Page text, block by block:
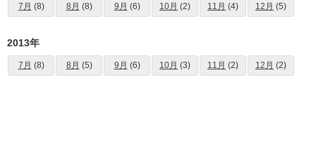
7月 (8) 8月 (8) 9月 (6) 10月 (2) 11月 (4) 12月 (5)
2013年
7月 (8) 8月 (5) 9月 (6) 10月 (3) 11月 (2) 12月 (2)